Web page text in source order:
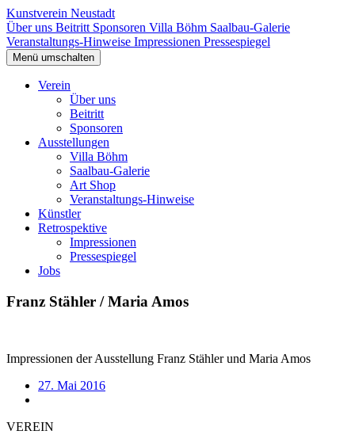
Kunstverein Neustadt
Über uns Beitritt Sponsoren Villa Böhm Saalbau-Galerie
Veranstaltungs-Hinweise Impressionen Pressespiegel
Menü umschalten
Verein
Über uns
Beitritt
Sponsoren
Ausstellungen
Villa Böhm
Saalbau-Galerie
Art Shop
Veranstaltungs-Hinweise
Künstler
Retrospektive
Impressionen
Pressespiegel
Jobs
Franz Stähler / Maria Amos
Impressionen der Ausstellung Franz Stähler und Maria Amos
27. Mai 2016
VEREIN